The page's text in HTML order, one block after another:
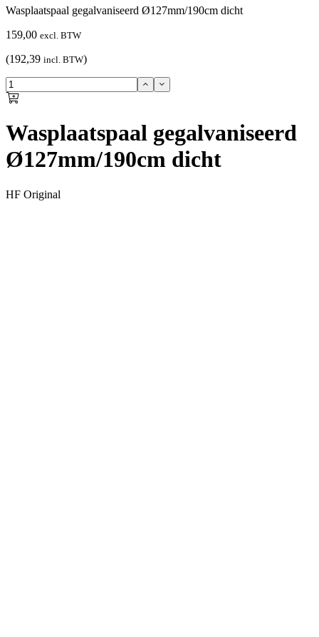
Wasplaatspaal gegalvaniseerd Ø127mm/190cm dicht
159,00 excl. BTW
(192,39 incl. BTW)
Wasplaatspaal gegalvaniseerd
Ø127mm/190cm dicht
HF Original